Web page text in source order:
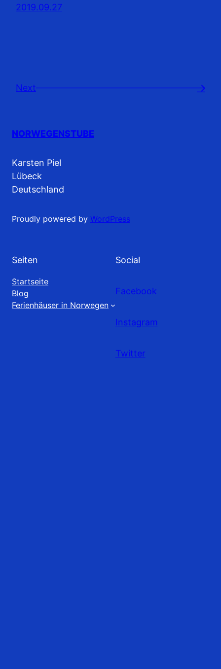
2019.09.27
Next →
NORWEGENSTUBE
Karsten Piel
Lübeck
Deutschland
Proudly powered by WordPress
Seiten
Startseite
Blog
Ferienhäuser in Norwegen
Social
Facebook
Instagram
Twitter